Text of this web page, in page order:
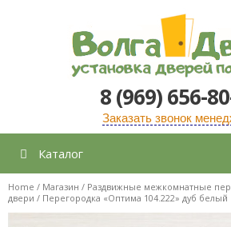
содержимому
8 (969) 656-
Заказать звонок
Каталог
Home / Магазин / Раздвижные межкомнатные
двери / Перегородка «Оптима 104.222» дуб белый